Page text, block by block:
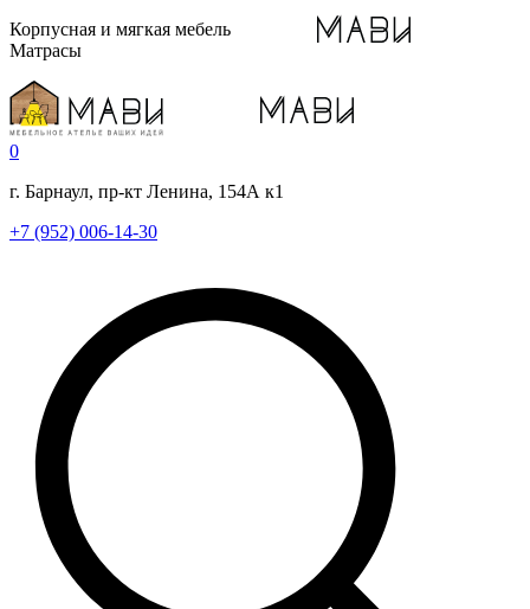
Корпусная и мягкая мебель
Матрасы
0
г. Барнаул, пр-кт Ленина, 154А к1
+7 (952) 006-14-30